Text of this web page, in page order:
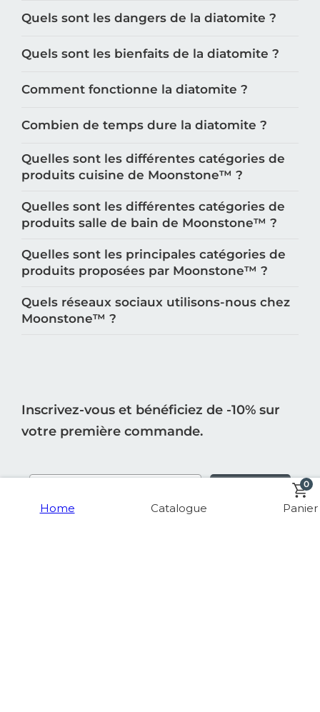
Quels sont les dangers de la diatomite ?
Quels sont les bienfaits de la diatomite ?
Comment fonctionne la diatomite ?
Combien de temps dure la diatomite ?
Quelles sont les différentes catégories de
produits cuisine de Moonstone™️ ?
Quelles sont les différentes catégories de
produits salle de bain de Moonstone™️ ?
Quelles sont les principales catégories de
produits proposées par Moonstone™️ ?
Quels réseaux sociaux utilisons-nous chez
Moonstone™️ ?
Inscrivez-vous et bénéficiez de -10% sur
votre première commande.
Home Catalogue
0
Panier